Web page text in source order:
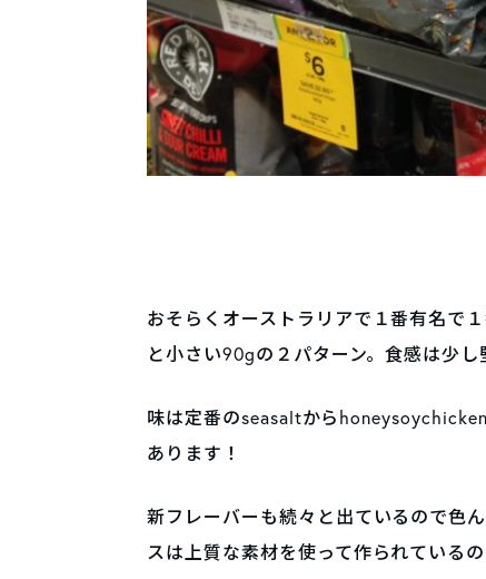
おそらくオーストラリアで１番有名で
と小さい90gの２パターン。食感は少し
味は定番のseasaltから
あります！
新フレーバーも続々と出ているので色
スは上質な素材を使って作られている